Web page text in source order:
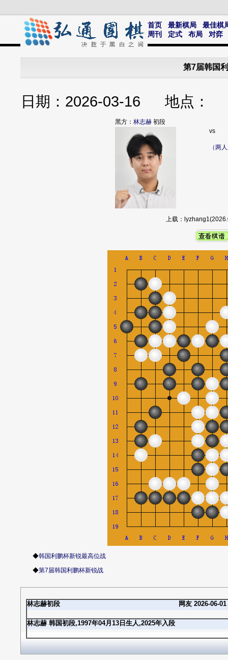
首页 最新棋局
最佳棋
周刊
定式 布局 对弈
第7届韩国
日期：2026-03-16 地点
黑方： 林志赫 初段
vs
（两
上载：
◆韩国利鹏杯新锐最高位战
◆第7届韩国利鹏杯新锐战
林志赫初段 网友 2026-06-
林志赫 韩国初段,1997年04月13日生人,2025年入段